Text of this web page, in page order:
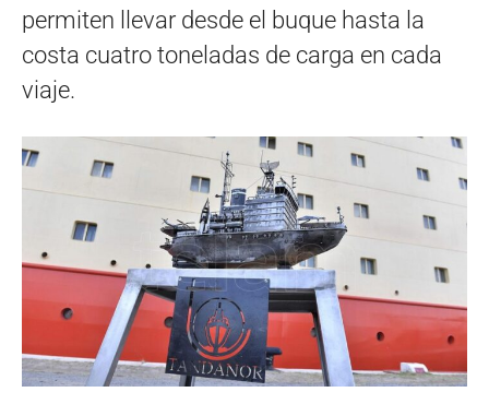
permiten llevar desde el buque hasta la
costa cuatro toneladas de carga en cada
viaje.